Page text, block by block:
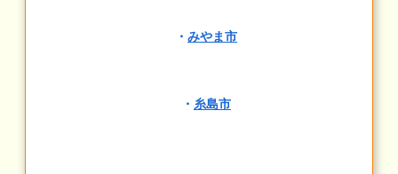
・ みやま市
・ 糸島市